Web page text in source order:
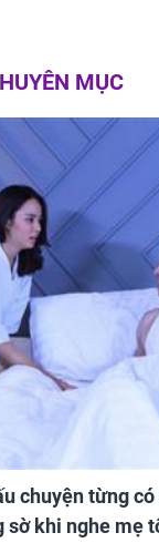
MỤC
chuyện từng
sờ khi nghe mẹ